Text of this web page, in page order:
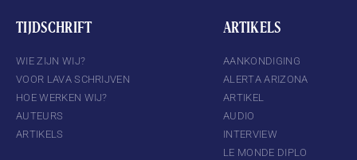
TIJDSCHRIFT
WIE ZIJN WIJ?
VOOR LAVA SCHRIJVEN
HOE WERKEN WIJ?
AUTEURS
ARTIKELS
ARTIKELS
AANKONDIGING
ALERTA ARIZONA
ARTIKEL
AUDIO
INTERVIEW
LE MONDE DIPLO